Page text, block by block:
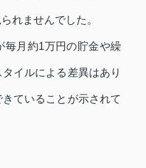
れませんでした。
毎月約1万円の貯金や繰
イルによる差異はあり
ていることが示されて